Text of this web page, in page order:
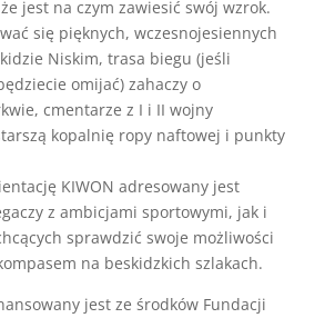
jest na czym zawiesić swój wzrok.
się pięknych, wczesnojesiennych
Niskim, trasa biegu (jeśli
omijać) zahaczy o
cmentarze z I i II wojny
kopalnię ropy naftowej i punkty
KIWON adresowany jest
z ambicjami sportowymi, jak i
sprawdzić swoje możliwości
na beskidzkich szlakach.
jest ze środków Fundacji